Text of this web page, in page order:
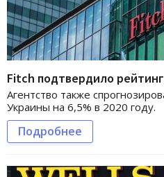
Fitch подтвердило
Агентство также
Украины на 6,5% в 2020 году.
Подробнее